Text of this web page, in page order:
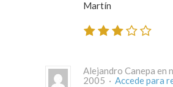
Martín
Alejandro Canepa en
2005 · Accede para